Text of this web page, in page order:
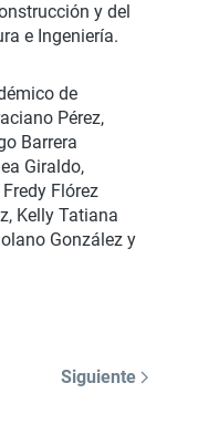
y del
e Ingeniería.
de
Pérez,
Barrera
Giraldo,
Flórez
Kelly Tatiana
González y
Siguiente